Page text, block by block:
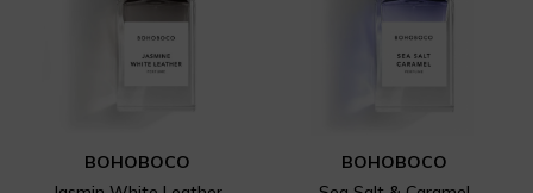
BOHOBOCO
BOHOBOCO